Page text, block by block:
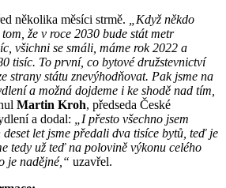
několika měsíci strmě.
„Když někdo
že v roce 2030 bude stát metr
všichni se smáli, máme rok 2022 a
tisíc. To první, co bytové družstevnictví
strany státu znevýhodňovat. Pak jsme na
a možná dojdeme i ke shodě nad tím,
Martin Kroh, předseda České
a dodal:
„I přesto všechno jsem
let jsme předali dva tisíce bytů, teď je
tedy už teď na polovině výkonu celého
je nadějné,“ uzavřel.